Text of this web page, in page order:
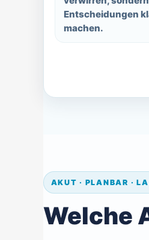
Entscheidungen
machen.
AKUT · PLANBAR ·
Welche